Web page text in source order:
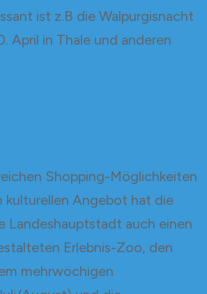
ist z.B die Walpurgisnacht
April in Thale und anderen
Shopping-Möglichkeiten
kulturellen Angebot hat die
Landeshauptstadt auch einen
Erlebnis-Zoo, den
mehrwöchigen